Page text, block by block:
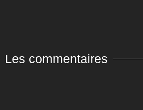
Les commentaires